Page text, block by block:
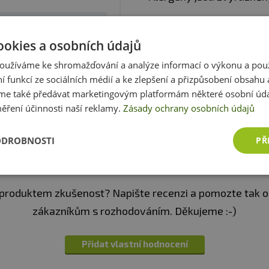
obal Zobrazit celé parametry
Recenze Produkt zatím nikdo nehodnotil
zkušenost? Napište recenzi a pomozte tak
zákazníkům s rozhodováním. Děkujeme :-)
Přidat vlastní hodnocení
a osobních údajů
ke shromažďování a analýze informací o výkonu a
funkcí ze sociálních médií a ke zlepšení a přizpůsobení obsahu
také předávat marketingovým platformám některé osobní
účinnosti naší reklamy. Zásady ochrany osobních údajů